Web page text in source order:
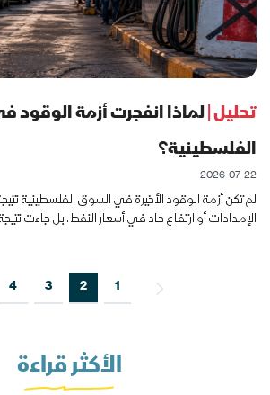
تحليل | لماذا انفجرت أزمة
الفلسطينية؟
2026-07-22
لم تكن أزمة الوقود الأخيرة في السوق الفلسطينية
الإمدادات أو ارتفاع حاد في أسعار النفط، بل جاءت
1
2
3
4
الأكثر قراءة